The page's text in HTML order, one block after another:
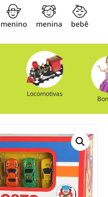
menino menina bebê
Locomotivas